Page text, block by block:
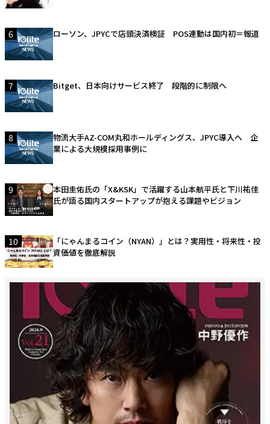
6 ローソン、JPYCで店頭決済検証 POS連動は国内初＝報道
7 Bitget、日本向けサービス終了 段階的に制限へ
8
物流大手AZ-COM丸和ホールディングス、JPYC導入へ 企
業による大規模採用事例に
9
本田圭佑氏の「X&KSK」で活躍する山本航平氏と下川祐佳
氏が語る国内スタートアップが抱える課題やビジョン
10
「にゃんまるコイン（NYAN）」とは？実用性・将来性・投
資価値を徹底解説